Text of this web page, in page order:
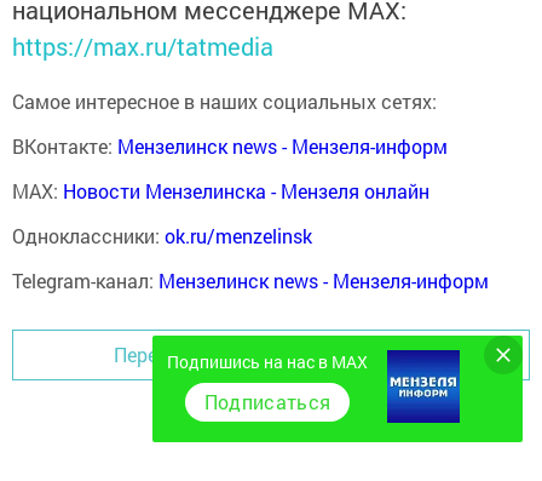
национальном мессенджере MАХ:
https://max.ru/tatmedia
Самое интересное в наших социальных сетях:
ВКонтакте: Мензелинск news - Мензеля-информ
MAX: Новости Мензелинска - Мензеля онлайн
Одноклассники: ok.ru/menzelinsk
Telegram-канал: Мензелинск news - Мензеля-информ
Перейти на страницу новости
Подпишись на нас в MAX
Подписаться